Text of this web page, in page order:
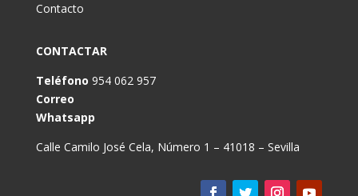
Contacto
CONTACTAR
Teléfono 954 062 957
Correo
Whatsapp
Calle Camilo José Cela, Número 1 – 41018 – Sevilla